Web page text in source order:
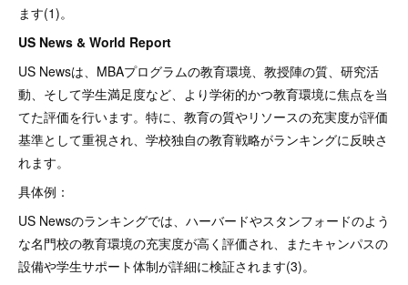
ます(1)。
US News & World Report
US Newsは、MBAプログラムの教育環境、教授陣の質、研究活
動、そして学生満足度など、より学術的かつ教育環境に焦点を当
てた評価を行います。特に、教育の質やリソースの充実度が評価
基準として重視され、学校独自の教育戦略がランキングに反映さ
れます。
具体例：
US Newsのランキングでは、ハーバードやスタンフォードのよう
な名門校の教育環境の充実度が高く評価され、またキャンパスの
設備や学生サポート体制が詳細に検証されます(3)。